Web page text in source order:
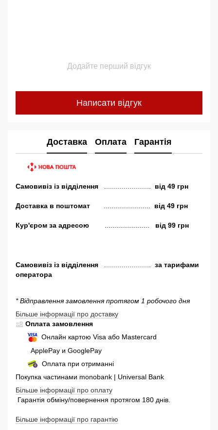
Додайте перший відгук
Написати відгук
Доставка Оплата Гарантія
Самовивіз із відділення від 49 грн
Доставка в поштомат від 49 грн
Кур'єром за адресою від 99 грн
Самовивіз із відділення
за тарифами
оператора
* Відправлення замовлення протягом 1 робочого дня
Більше інформації про доставку
Оплата замовлення
Онлайн картою Visa або Mastercard
ApplePay и GooglePay
Оплата при отриманні
Покупка частинами monobank | Universal Bank
Більше інформації про оплату
Гарантія обміну/повернення протягом 180 днів.
Більше інформації про гарантію